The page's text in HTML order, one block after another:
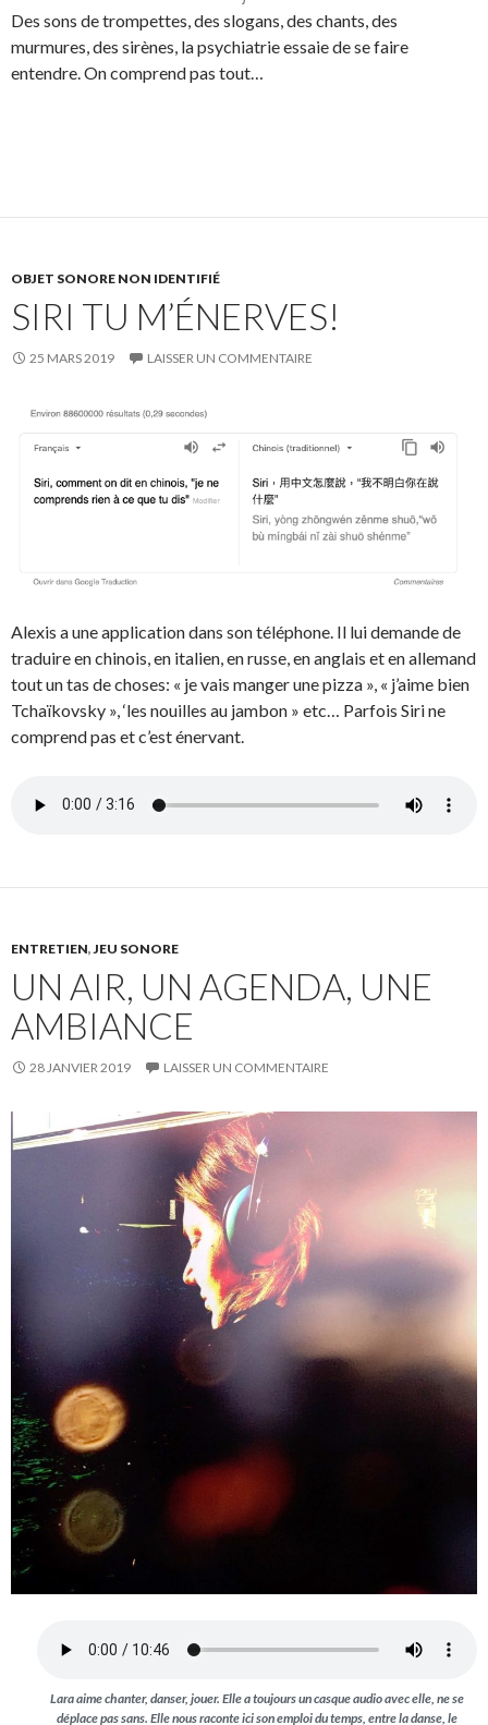
Des sons de trompettes, des slogans, des chants, des
murmures, des sirènes, la psychiatrie essaie de se faire
entendre. On comprend pas tout…
OBJET SONORE NON IDENTIFIÉ
SIRI TU M’ÉNERVES!
25 MARS 2019 LAISSER UN COMMENTAIRE
Alexis a une application dans son téléphone. Il lui demande de
traduire en chinois, en italien, en russe, en anglais et en allemand
tout un tas de choses: « je vais manger une pizza », « j’aime bien
Tchaïkovsky », ‘les nouilles au jambon » etc… Parfois Siri ne
comprend pas et c’est énervant.
ENTRETIEN, JEU SONORE
UN AIR, UN AGENDA, UNE
AMBIANCE
28 JANVIER 2019 LAISSER UN COMMENTAIRE
Lara aime chanter, danser, jouer. Elle a toujours un casque audio avec elle, ne se
déplace pas sans. Elle nous raconte ici son emploi du temps, entre la danse, le